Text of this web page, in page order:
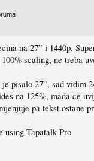
na 27” i 1440p.
scaling, ne treba
pisalo 27”, sad vidim
na 125%, mada ce
pa tekst ostane
using Tapatalk Pro